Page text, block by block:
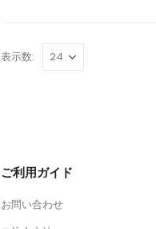
表示数:
ご利用ガイド
お問い合わせ